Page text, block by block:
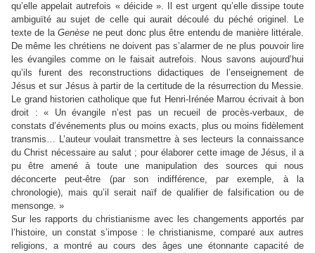
qu’elle appelait autrefois « déicide ». Il est urgent qu’elle dissipe toute
ambiguïté au sujet de celle qui aurait découlé du péché originel. Le
texte de laGenèse ne peut donc plus être entendu de manière littérale.
De même les chrétiens ne doivent pas s’alarmer de ne plus pouvoir lire
les évangiles comme on le faisait autrefois. Nous savons aujourd’hui
qu’ils furent des reconstructions didactiques de l’enseignement de
Jésus et sur Jésus à partir de la certitude de la résurrection du Messie.
Le grand historien catholique que fut Henri-Irénée Marrou écrivait à bon
droit : « Un évangile n’est pas un recueil de procès-verbaux, de
constats d’événements plus ou moins exacts, plus ou moins fidèlement
transmis… L’auteur voulait transmettre à ses lecteurs la connaissance
du Christ nécessaire au salut ; pour élaborer cette image de Jésus, il a
pu être amené à toute une manipulation des sources qui nous
déconcerte peut-être (par son indifférence, par exemple, à la
chronologie), mais qu’il serait naïf de qualifier de falsification ou de
mensonge. »
Sur les rapports du christianisme avec les changements apportés par
l’histoire, un constat s’impose : le christianisme, comparé aux autres
religions, a montré au cours des âges une étonnante capacité de